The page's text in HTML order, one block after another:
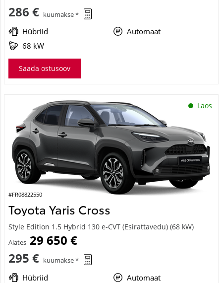
286 € kuumakse *
Hübriid
Automaat
68 kW
Saada ostusoov
Laos
#FR08822550
Toyota Yaris Cross
Style Edition 1.5 Hybrid 130 e-CVT (Esirattavedu) (68 kW)
Alates 29 650 €
295 € kuumakse *
Hübriid
Automaat